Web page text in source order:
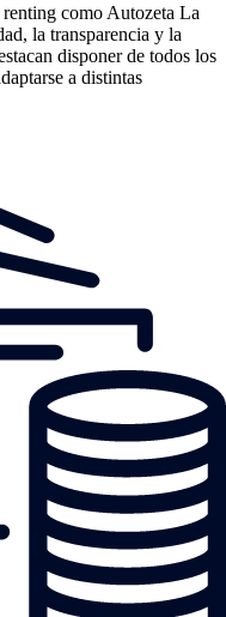
renting como Autozeta La
la transparencia y la
disponer de todos los
a distintas